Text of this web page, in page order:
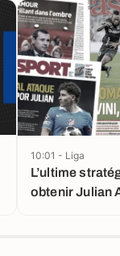
L’ultime
obtenir Julian
10:01 - Liga